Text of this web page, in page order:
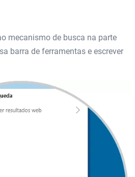
mecanismo de busca na parte
barra de ferramentas e escrever